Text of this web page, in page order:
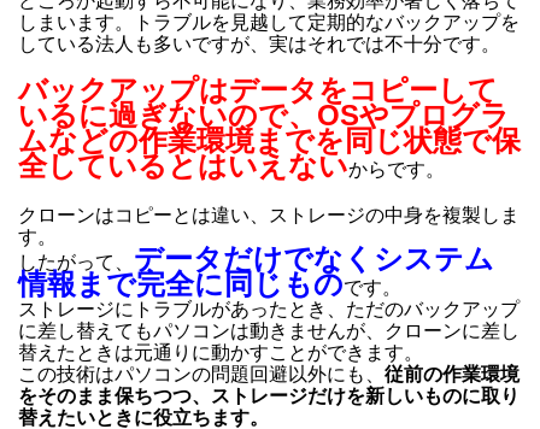
しまいます。トラブルを見越して定期的なバックアップを
している法人も多いですが、実はそれでは不十分です。
バックアップはデータをコピーして
いるに過ぎないので、OSやプログラ
ムなどの作業環境までを同じ状態で保
全しているとはいえないからです。
クローンはコピーとは違い、ストレージの中身を複製しま
す。
したがって、 データだけでなくシステム
情報まで完全に同じものです。
ストレージにトラブルがあったとき、ただのバックアップ
に差し替えてもパソコンは動きませんが、クローンに差し
替えたときは元通りに動かすことができます。
この技術はパソコンの問題回避以外にも、 従前の作業環境
をそのまま保ちつつ、ストレージだけを新しいものに取り
替えたいときに役立ちます。